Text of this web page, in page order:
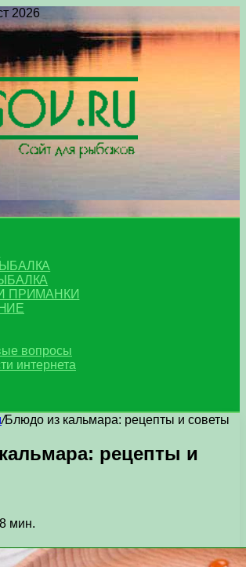
2026
ПРИМАНКИ
вопросы
интернета
/Блюдо из кальмара: рецепты и советы
рецепты и
мин.